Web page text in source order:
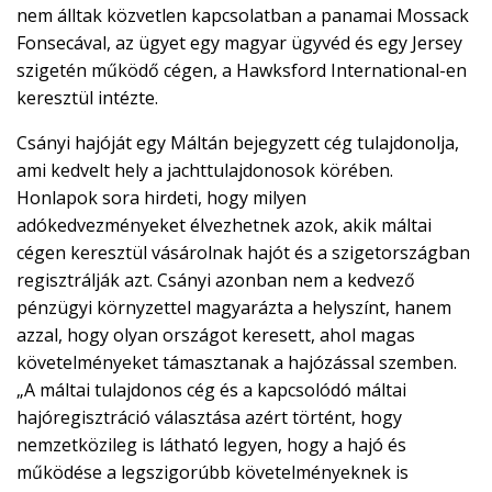
nem álltak közvetlen kapcsolatban a panamai Mossack
Fonsecával, az ügyet egy magyar ügyvéd és egy Jersey
szigetén működő cégen, a Hawksford International-en
keresztül intézte.
Csányi hajóját egy Máltán bejegyzett cég tulajdonolja,
ami kedvelt hely a jachttulajdonosok körében.
Honlapok sora hirdeti, hogy milyen
adókedvezményeket élvezhetnek azok, akik máltai
cégen keresztül vásárolnak hajót és a szigetországban
regisztrálják azt. Csányi azonban nem a kedvező
pénzügyi környzettel magyarázta a helyszínt, hanem
azzal, hogy olyan országot keresett, ahol magas
követelményeket támasztanak a hajózással szemben.
„A máltai tulajdonos cég és a kapcsolódó máltai
hajóregisztráció választása azért történt, hogy
nemzetközileg is látható legyen, hogy a hajó és
működése a legszigorúbb követelményeknek is